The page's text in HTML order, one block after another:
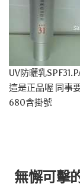
UV防曬乳
這是正品喔 同事
680含掛號
無懈可擊